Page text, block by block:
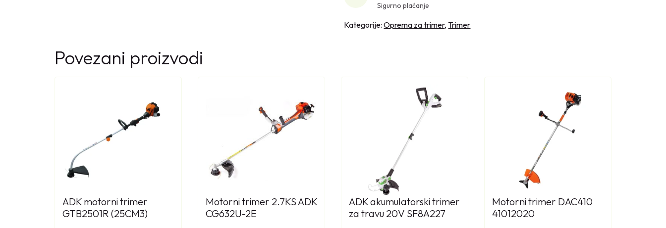
J
Sigurno plaćanje
Kategorije:Oprema za trimer, Trimer
Povezani proizvodi
ADK motorni trimer
GTB2501R (25CM3)
Motorni trimer 2.7KS ADK
CG632U-2E
ADK akumulatorski trimer
za travu 20V SF8A227
Motorni trimer DAC410
41012020